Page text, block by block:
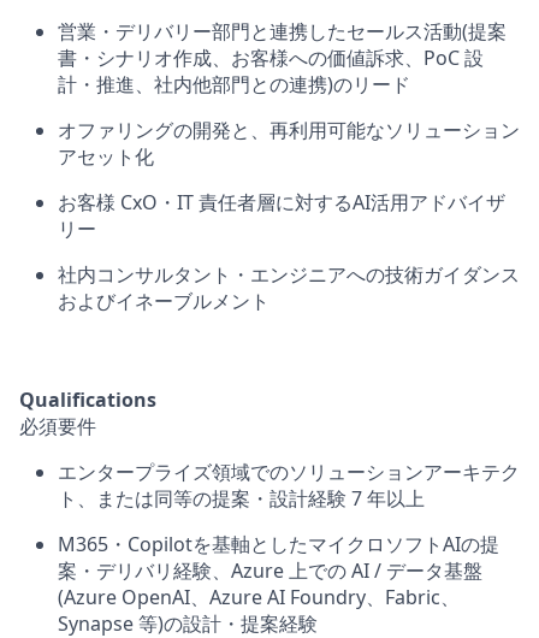
営業・デリバリー部門と連携したセールス活動(提案
書・シナリオ作成、お客様への価値訴求、 PoC設
計・推進、社内他部門との連携)のリード
オファリングの開発と、再利用可能なソリューション
アセット化
お客様 CxO・IT責任者層に対するAI活用アドバイザ
リー
社内コンサルタント・エンジニアへの技術ガイダンス
およびイネーブルメント
Qualifications
必須要件
エンタープライズ領域でのソリューションアーキテク
ト、または同等の提案・設計経験 7年以上
M365・Copilotを基軸としたマイクロソフトAIの提
案・デリバリ経験、 Azure上でのAI / データ基盤
(Azure OpenAI、Azure AI Foundry、Fabric、
Synapse等)の設計・提案経験